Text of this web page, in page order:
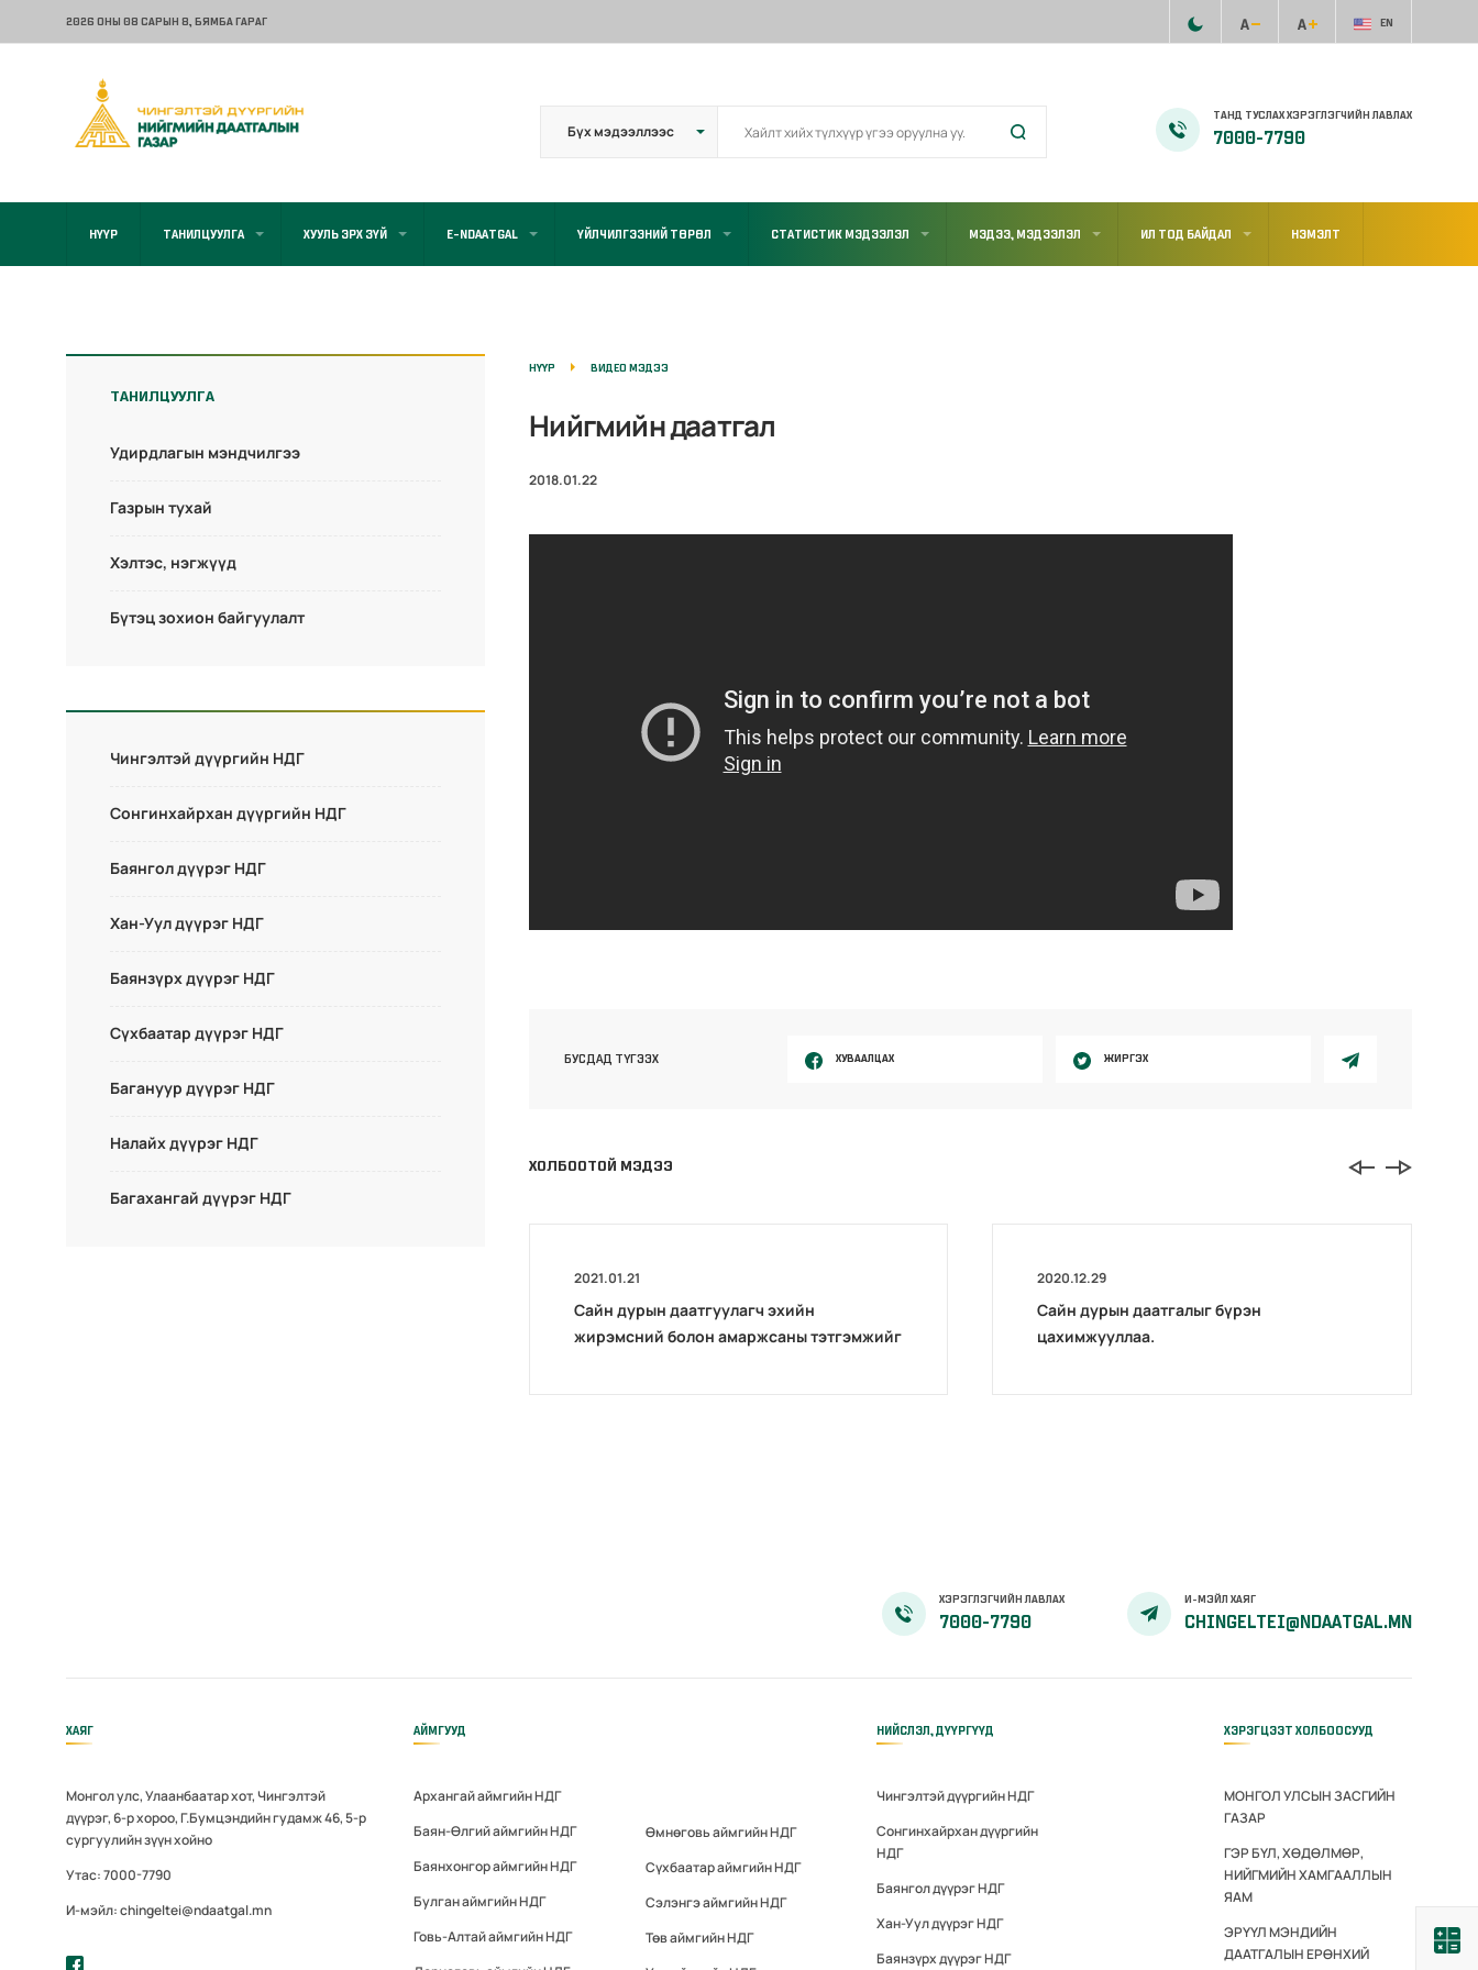
2026 ОНЫ 08 САРЫН 8, БЯМБА ГАРАГ EN
ТАНД ТУСЛАХ ХЭРЭГЛЭГЧИЙН ЛАВЛАХ
7000-7790
НҮҮР ТАНИЛЦУУЛГА ХУУЛЬ ЭРХ ЗҮЙ E-NDAATGAL ҮЙЛЧИЛГЭЭНИЙ ТӨРӨЛ СТАТИСТИК МЭДЭЭЛЭЛ МЭДЭЭ, МЭДЭЭЛЭЛ ИЛ ТОД БАЙДАЛ НЭМЭЛТ
ТАНИЛЦУУЛГА
Удирдлагын мэндчилгээ
Газрын тухай
Хэлтэс, нэгжүүд
Бүтэц зохион байгуулалт
Чингэлтэй дүүргийн НДГ
Сонгинхайрхан дүүргийн НДГ
Баянгол дүүрэг НДГ
Хан-Уул дүүрэг НДГ
Баянзүрх дүүрэг НДГ
Сүхбаатар дүүрэг НДГ
Багануур дүүрэг НДГ
Налайх дүүрэг НДГ
Багахангай дүүрэг НДГ
НҮҮР ВИДЕО МЭДЭЭ
Нийгмийн даатгал
2018.01.22
БУСДАД ТҮГЭЭХ ХУВААЛЦАХ ЖИРГЭХ
ХОЛБООТОЙ МЭДЭЭ
2021.01.21
Сайн дурын даатгуулагч эхийн
жирэмсний болон амаржсаны тэтгэмжийг
2020.12.29
Сайн дурын даатгалыг бүрэн
цахимжууллаа.
ХЭРЭГЛЭГЧИЙН ЛАВЛАХ
7000-7790
И-МЭЙЛ ХАЯГ
CHINGELTEI@NDAATGAL.MN
ХАЯГ
Монгол улс, Улаанбаатар хот, Чингэлтэй
дүүрэг, 6-р хороо, Г.Бумцэндийн гудамж 46, 5-р
сургуулийн зүүн хойно
Утас: 7000-7790
И-мэйл: chingeltei@ndaatgal.mn
АЙМГУУД
Архангай аймгийн НДГ
Баян-Өлгий аймгийн НДГ
Баянхонгор аймгийн НДГ
Булган аймгийн НДГ
Говь-Алтай аймгийн НДГ
Өмнөговь аймгийн НДГ
Сүхбаатар аймгийн НДГ
Сэлэнгэ аймгийн НДГ
Төв аймгийн НДГ
НИЙСЛЭЛ, ДҮҮРГҮҮД
Чингэлтэй дүүргийн НДГ
Сонгинхайрхан дүүргийн
НДГ
Баянгол дүүрэг НДГ
Хан-Уул дүүрэг НДГ
Баянзүрх дүүрэг НДГ
ХЭРЭГЦЭЭТ ХОЛБООСУУД
МОНГОЛ УЛСЫН ЗАСГИЙН
ГАЗАР
ГЭР БҮЛ, ХӨДӨЛМӨР,
НИЙГМИЙН ХАМГААЛЛЫН
ЯАМ
ЭРҮҮЛ МЭНДИЙН
ДААТГАЛЫН ЕРӨНХИЙ